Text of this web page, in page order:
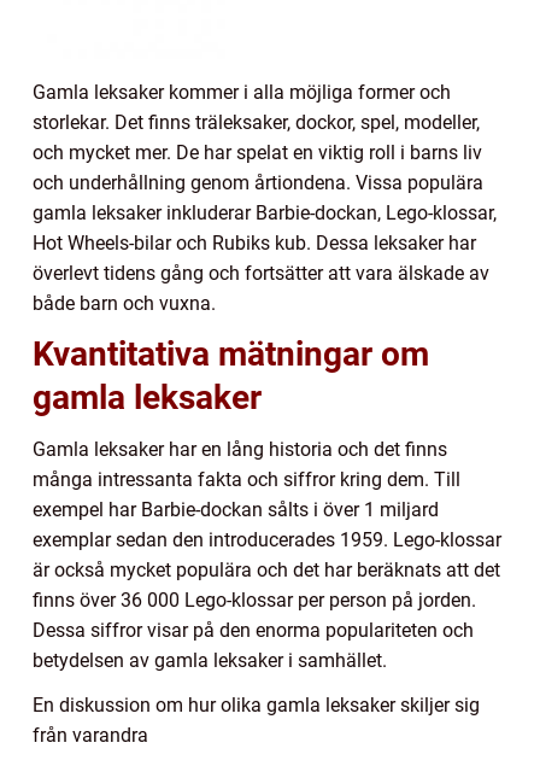
Gamla leksaker kommer i alla möjliga former och
storlekar. Det finns träleksaker, dockor, spel, modeller,
och mycket mer. De har spelat en viktig roll i barns liv
och underhållning genom årtiondena. Vissa populära
gamla leksaker inkluderar Barbie-dockan, Lego-klossar,
Hot Wheels-bilar och Rubiks kub. Dessa leksaker har
överlevt tidens gång och fortsätter att vara älskade av
både barn och vuxna.
Kvantitativa mätningar om
gamla leksaker
Gamla leksaker har en lång historia och det finns
många intressanta fakta och siffror kring dem. Till
exempel har Barbie-dockan sålts i över 1 miljard
exemplar sedan den introducerades 1959. Lego-klossar
är också mycket populära och det har beräknats att det
finns över 36 000 Lego-klossar per person på jorden.
Dessa siffror visar på den enorma populariteten och
betydelsen av gamla leksaker i samhället.
En diskussion om hur olika gamla leksaker skiljer sig
från varandra